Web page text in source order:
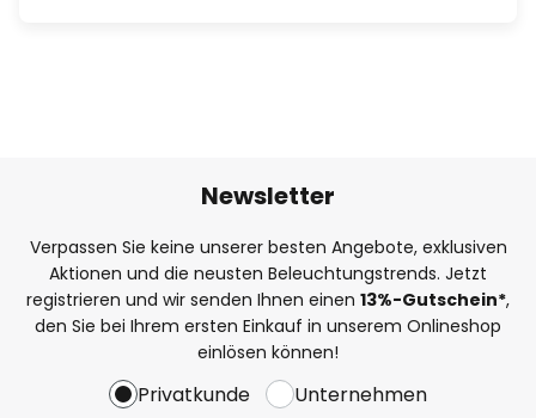
Newsletter
Verpassen Sie keine unserer besten Angebote, exklusiven
Aktionen und die neusten Beleuchtungstrends. Jetzt
registrieren und wir senden Ihnen einen 13%-Gutschein*,
den Sie bei Ihrem ersten Einkauf in unserem Onlineshop
einlösen können!
Privatkunde Unternehmen